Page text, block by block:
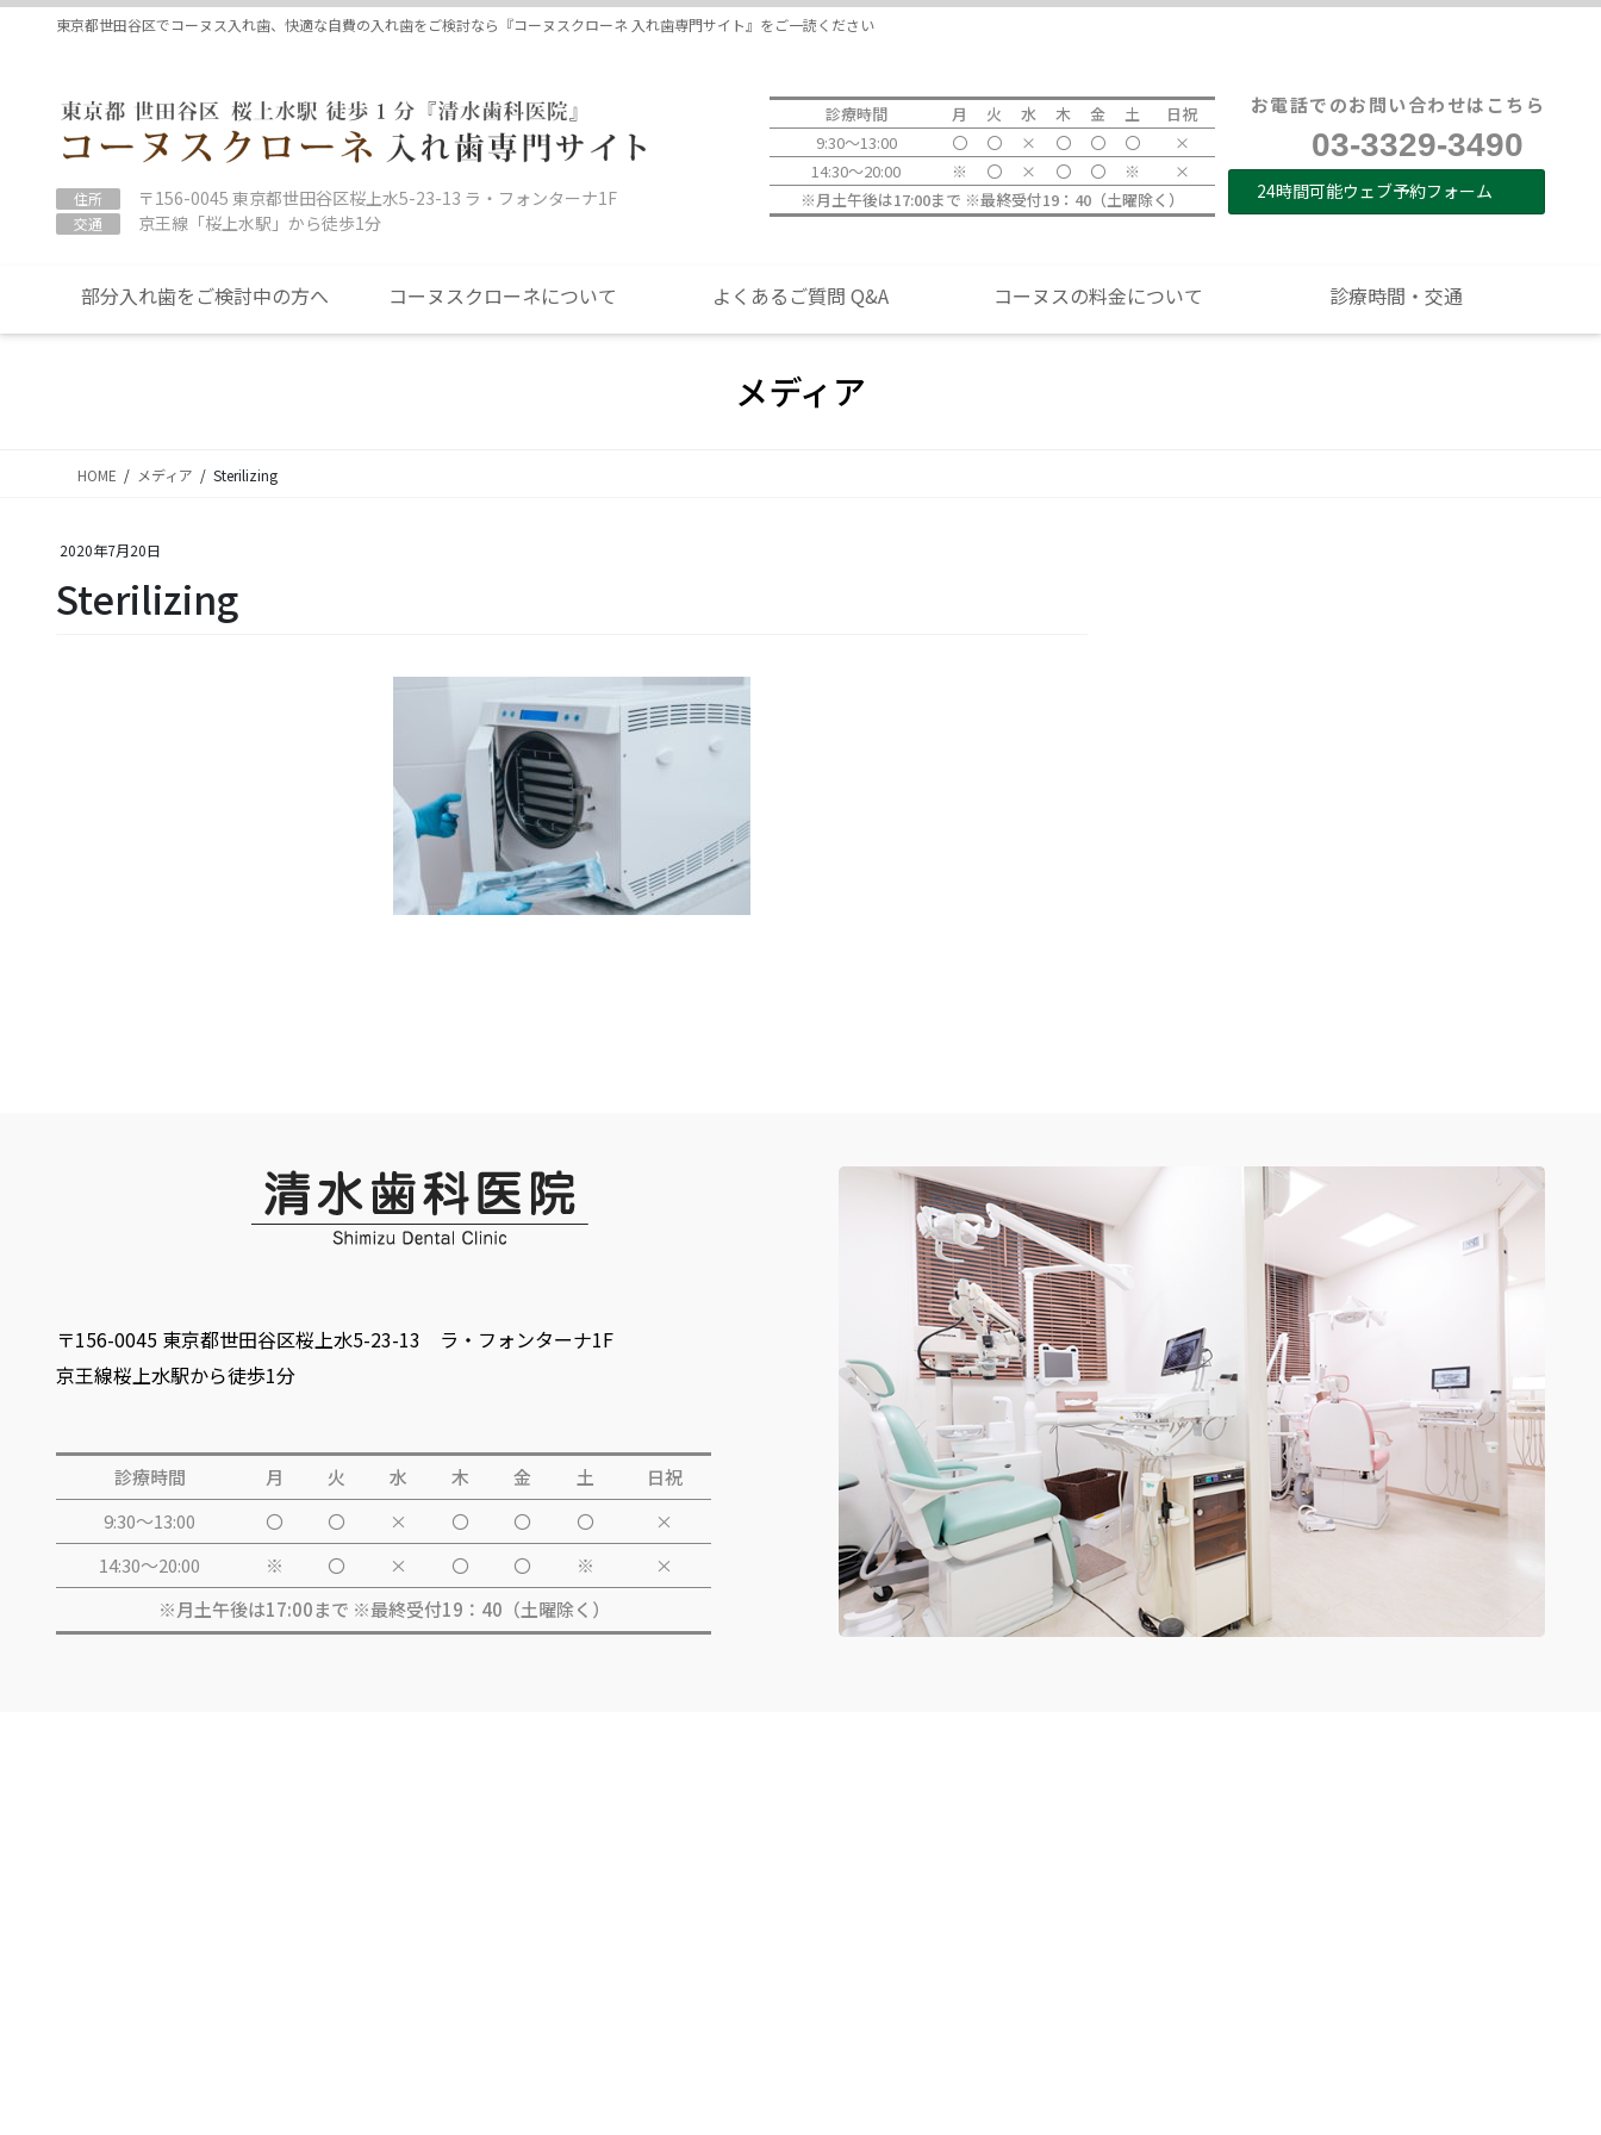
コ
ナ
東京都世田谷区でコーヌス入れ歯、快適な自費の入れ歯をご検討なら『コーヌスクローネ 入れ歯専門サイト』をご一読ください
診療時間 月 火 水 木 金 土
日祝
9:30～13:00
〇 〇 × 〇 〇 〇
×
14:30～20:00
※ 〇 × 〇 〇 ※
×
※月土午後は17:00まで ※最終受付19：40（土曜除く）
お電話でのお問い合わせはこちら
03-3329-3490
24時間可能ウェブ予約フォーム
住所 〒156-0045 東京都世田谷区桜上水5-23-13 ラ・フォンターナ1F
交通 京王線「桜上水駅」から徒歩1分
部分入れ歯をご検討中の方へ コーヌスクローネについて よくあるご質問 Q&A コーヌスの料金について 診療時間・交通
メディア
HOME メディア Sterilizing
2020年7月20日
Sterilizing
〒156-0045 東京都世田谷区桜上水5-23-13 ラ・フォンターナ1F
京王線桜上水駅から徒歩1分
診療時間 月 火 水 木 金 土
日祝
9:30～13:00
〇 〇 × 〇 〇 〇
×
14:30～20:00
※ 〇 × 〇 〇 ※
×
※月土午後は17:00まで ※最終受付19：40（土曜除く）